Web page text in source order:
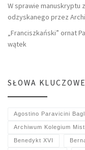
W sprawie manuskryptu
odzyskanego przez
„Franciszkański” ornat
wątek
SŁOWA KLUCZOWE
Agostino Paravicini
Archiwum Kolegium
Benedykt XVI